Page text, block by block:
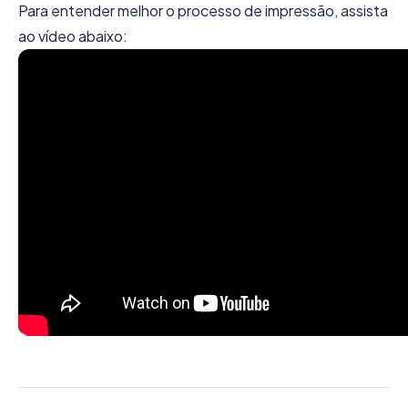
Para entender melhor o processo de impressão, assista
ao vídeo abaixo: